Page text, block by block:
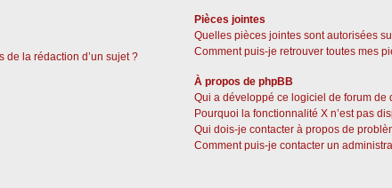
de la rédaction d’un sujet ?
Pièces jointes
Quelles pièces jointes sont autorisées
Comment puis-je retrouver toutes mes
À propos de phpBB
Qui a développé ce logiciel de forum de
Pourquoi la fonctionnalité X n’est pas
Qui dois-je contacter à propos de
Comment puis-je contacter un